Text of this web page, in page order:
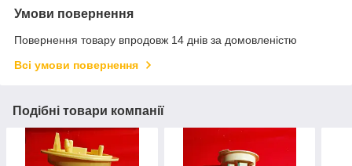
Умови повернення
Повернення товару впродовж 14 днів за домовленістю
Всі умови повернення
Подібні товари компанії